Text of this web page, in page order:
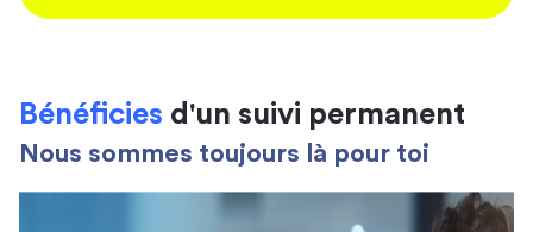
Bénéficies d'un suivi permanent
Nous sommes toujours là pour toi